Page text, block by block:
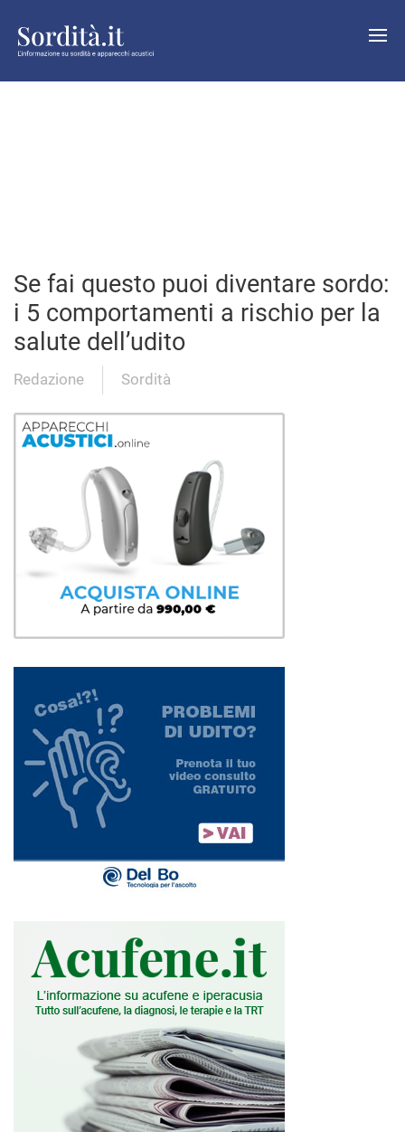
Se fai questo puoi diventare sordo:
i 5 comportamenti a rischio per la
salute dell’udito
Redazione Sordità